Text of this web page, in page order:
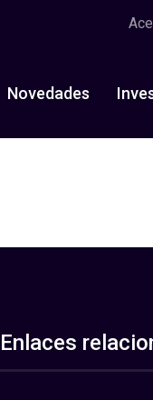
Novedades
Enlaces